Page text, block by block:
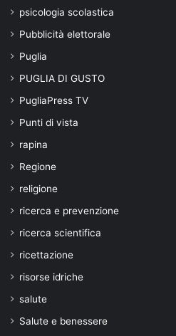
psicologia scolastica
Pubblicità elettorale
Puglia
PUGLIA DI GUSTO
PugliaPress TV
Punti di vista
rapina
Regione
religione
ricerca e prevenzione
ricerca scientifica
ricettazione
risorse idriche
salute
Salute e benessere